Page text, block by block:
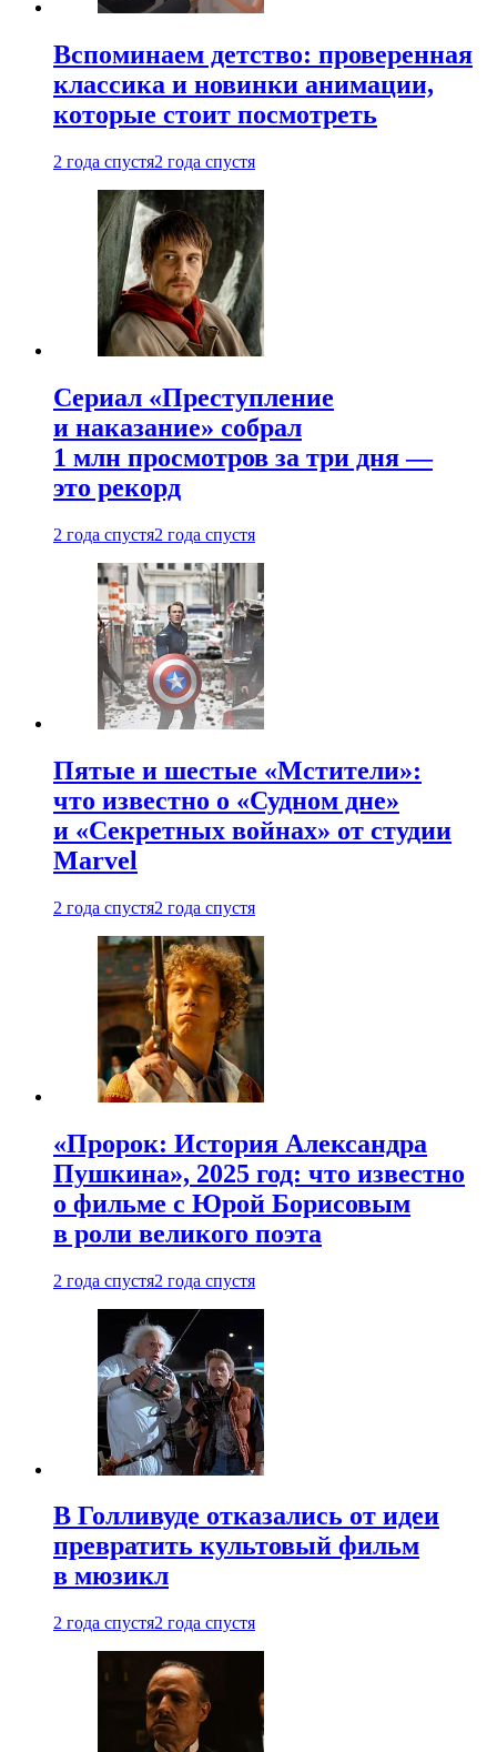
Вспоминаем детство: проверенная
классика и новинки анимации,
которые стоит посмотреть
2 года спустя2 года спустя
Сериал «Преступление
и наказание» собрал
1 млн просмотров за три дня —
это рекорд
2 года спустя2 года спустя
Пятые и шестые «Мстители»:
что известно о «Судном дне»
и «Секретных войнах» от студии
Marvel
2 года спустя2 года спустя
«Пророк: История Александра
Пушкина», 2025 год: что известно
о фильме с Юрой Борисовым
в роли великого поэта
2 года спустя2 года спустя
В Голливуде отказались от идеи
превратить культовый фильм
в мюзикл
2 года спустя2 года спустя